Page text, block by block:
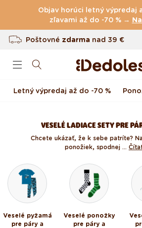
Preskočiť na obsah
Objav horúci letný výpredaj
zľavami až do -70 % →
Poštovnézdarma nad39 €
Vrátenie tovaru až do 100 dní
Originálny dizajn navrhnutý u nás
Letný výpredaj až do -70 %
VESELÉ LADIACE SETY PRE
Chcete ukázať, že k sebe patríte?
ponožiek, spodnej ...
Veselé pyžamá
pre páry a
Veselé ponožky
pre páry a